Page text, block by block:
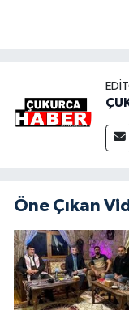
Öne Çıkan